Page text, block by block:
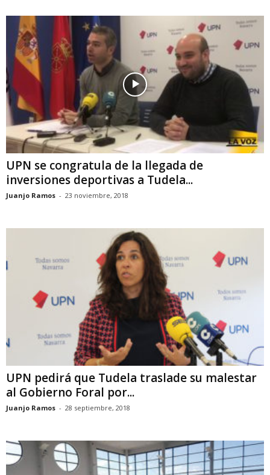
UPN se congratula de la llegada de
inversiones deportivas a Tudela...
Juanjo Ramos - 23 noviembre, 2018
UPN pedirá que Tudela traslade su malestar
al Gobierno Foral por...
Juanjo Ramos - 28 septiembre, 2018